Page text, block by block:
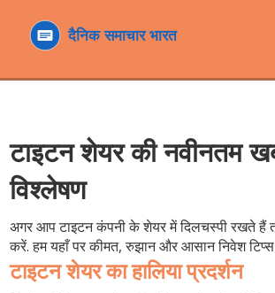
टाइटन शेयर की नवीनतम
विश्लेषण
अगर आप टाइटन कंपनी के शेयर में दिलचस्पी रखते हैं
करें. हम यहाँ पर कीमत, रुझान और आसान निवेश
टाइटन शेयर का हालिया प्रदर्शन